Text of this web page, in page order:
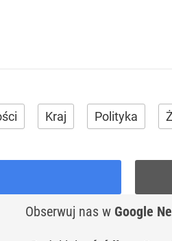
Kraj Polityka
Obserwuj nas w Google